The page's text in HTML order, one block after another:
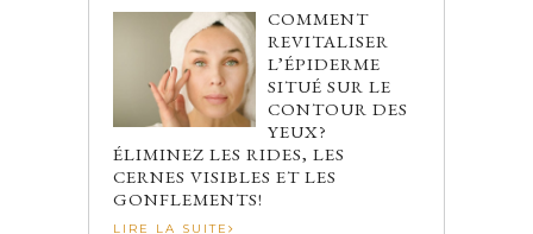
COMMENT
REVITALISER
L’ÉPIDERME
SITUÉ SUR LE
CONTOUR DES
YEUX?
ÉLIMINEZ LES RIDES, LES
CERNES VISIBLES ET LES
GONFLEMENTS!
LIRE LA SUITE